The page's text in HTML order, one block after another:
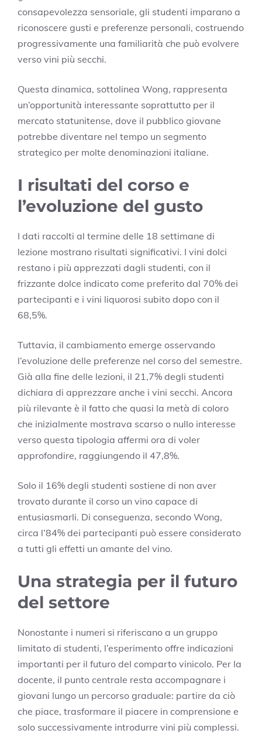
consapevolezza sensoriale, gli studenti imparano a
riconoscere gusti e preferenze personali, costruendo
progressivamente una familiarità che può evolvere
verso vini più secchi.
Questa dinamica, sottolinea Wong, rappresenta
un’opportunità interessante soprattutto per il
mercato statunitense, dove il pubblico giovane
potrebbe diventare nel tempo un segmento
strategico per molte denominazioni italiane.
I risultati del corso e
l’evoluzione del gusto
I dati raccolti al termine delle 18 settimane di
lezione mostrano risultati significativi. I vini dolci
restano i più apprezzati dagli studenti, con il
frizzante dolce indicato come preferito dal 70% dei
partecipanti e i vini liquorosi subito dopo con il
68,5%.
Tuttavia, il cambiamento emerge osservando
l’evoluzione delle preferenze nel corso del semestre.
Già alla fine delle lezioni, il 21,7% degli studenti
dichiara di apprezzare anche i vini secchi. Ancora
più rilevante è il fatto che quasi la metà di coloro
che inizialmente mostrava scarso o nullo interesse
verso questa tipologia affermi ora di voler
approfondire, raggiungendo il 47,8%.
Solo il 16% degli studenti sostiene di non aver
trovato durante il corso un vino capace di
entusiasmarli. Di conseguenza, secondo Wong,
circa l’84% dei partecipanti può essere considerato
a tutti gli effetti un amante del vino.
Una strategia per il futuro
del settore
Nonostante i numeri si riferiscano a un gruppo
limitato di studenti, l’esperimento offre indicazioni
importanti per il futuro del comparto vinicolo. Per la
docente, il punto centrale resta accompagnare i
giovani lungo un percorso graduale: partire da ciò
che piace, trasformare il piacere in comprensione e
solo successivamente introdurre vini più complessi.